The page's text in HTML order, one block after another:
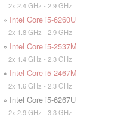
2x 2.4 GHz - 2.9 GHz
» Intel Core i5-6260U
2x 1.8 GHz - 2.9 GHz
» Intel Core i5-2537M
2x 1.4 GHz - 2.3 GHz
» Intel Core i5-2467M
2x 1.6 GHz - 2.3 GHz
» Intel Core i5-6267U
2x 2.9 GHz - 3.3 GHz